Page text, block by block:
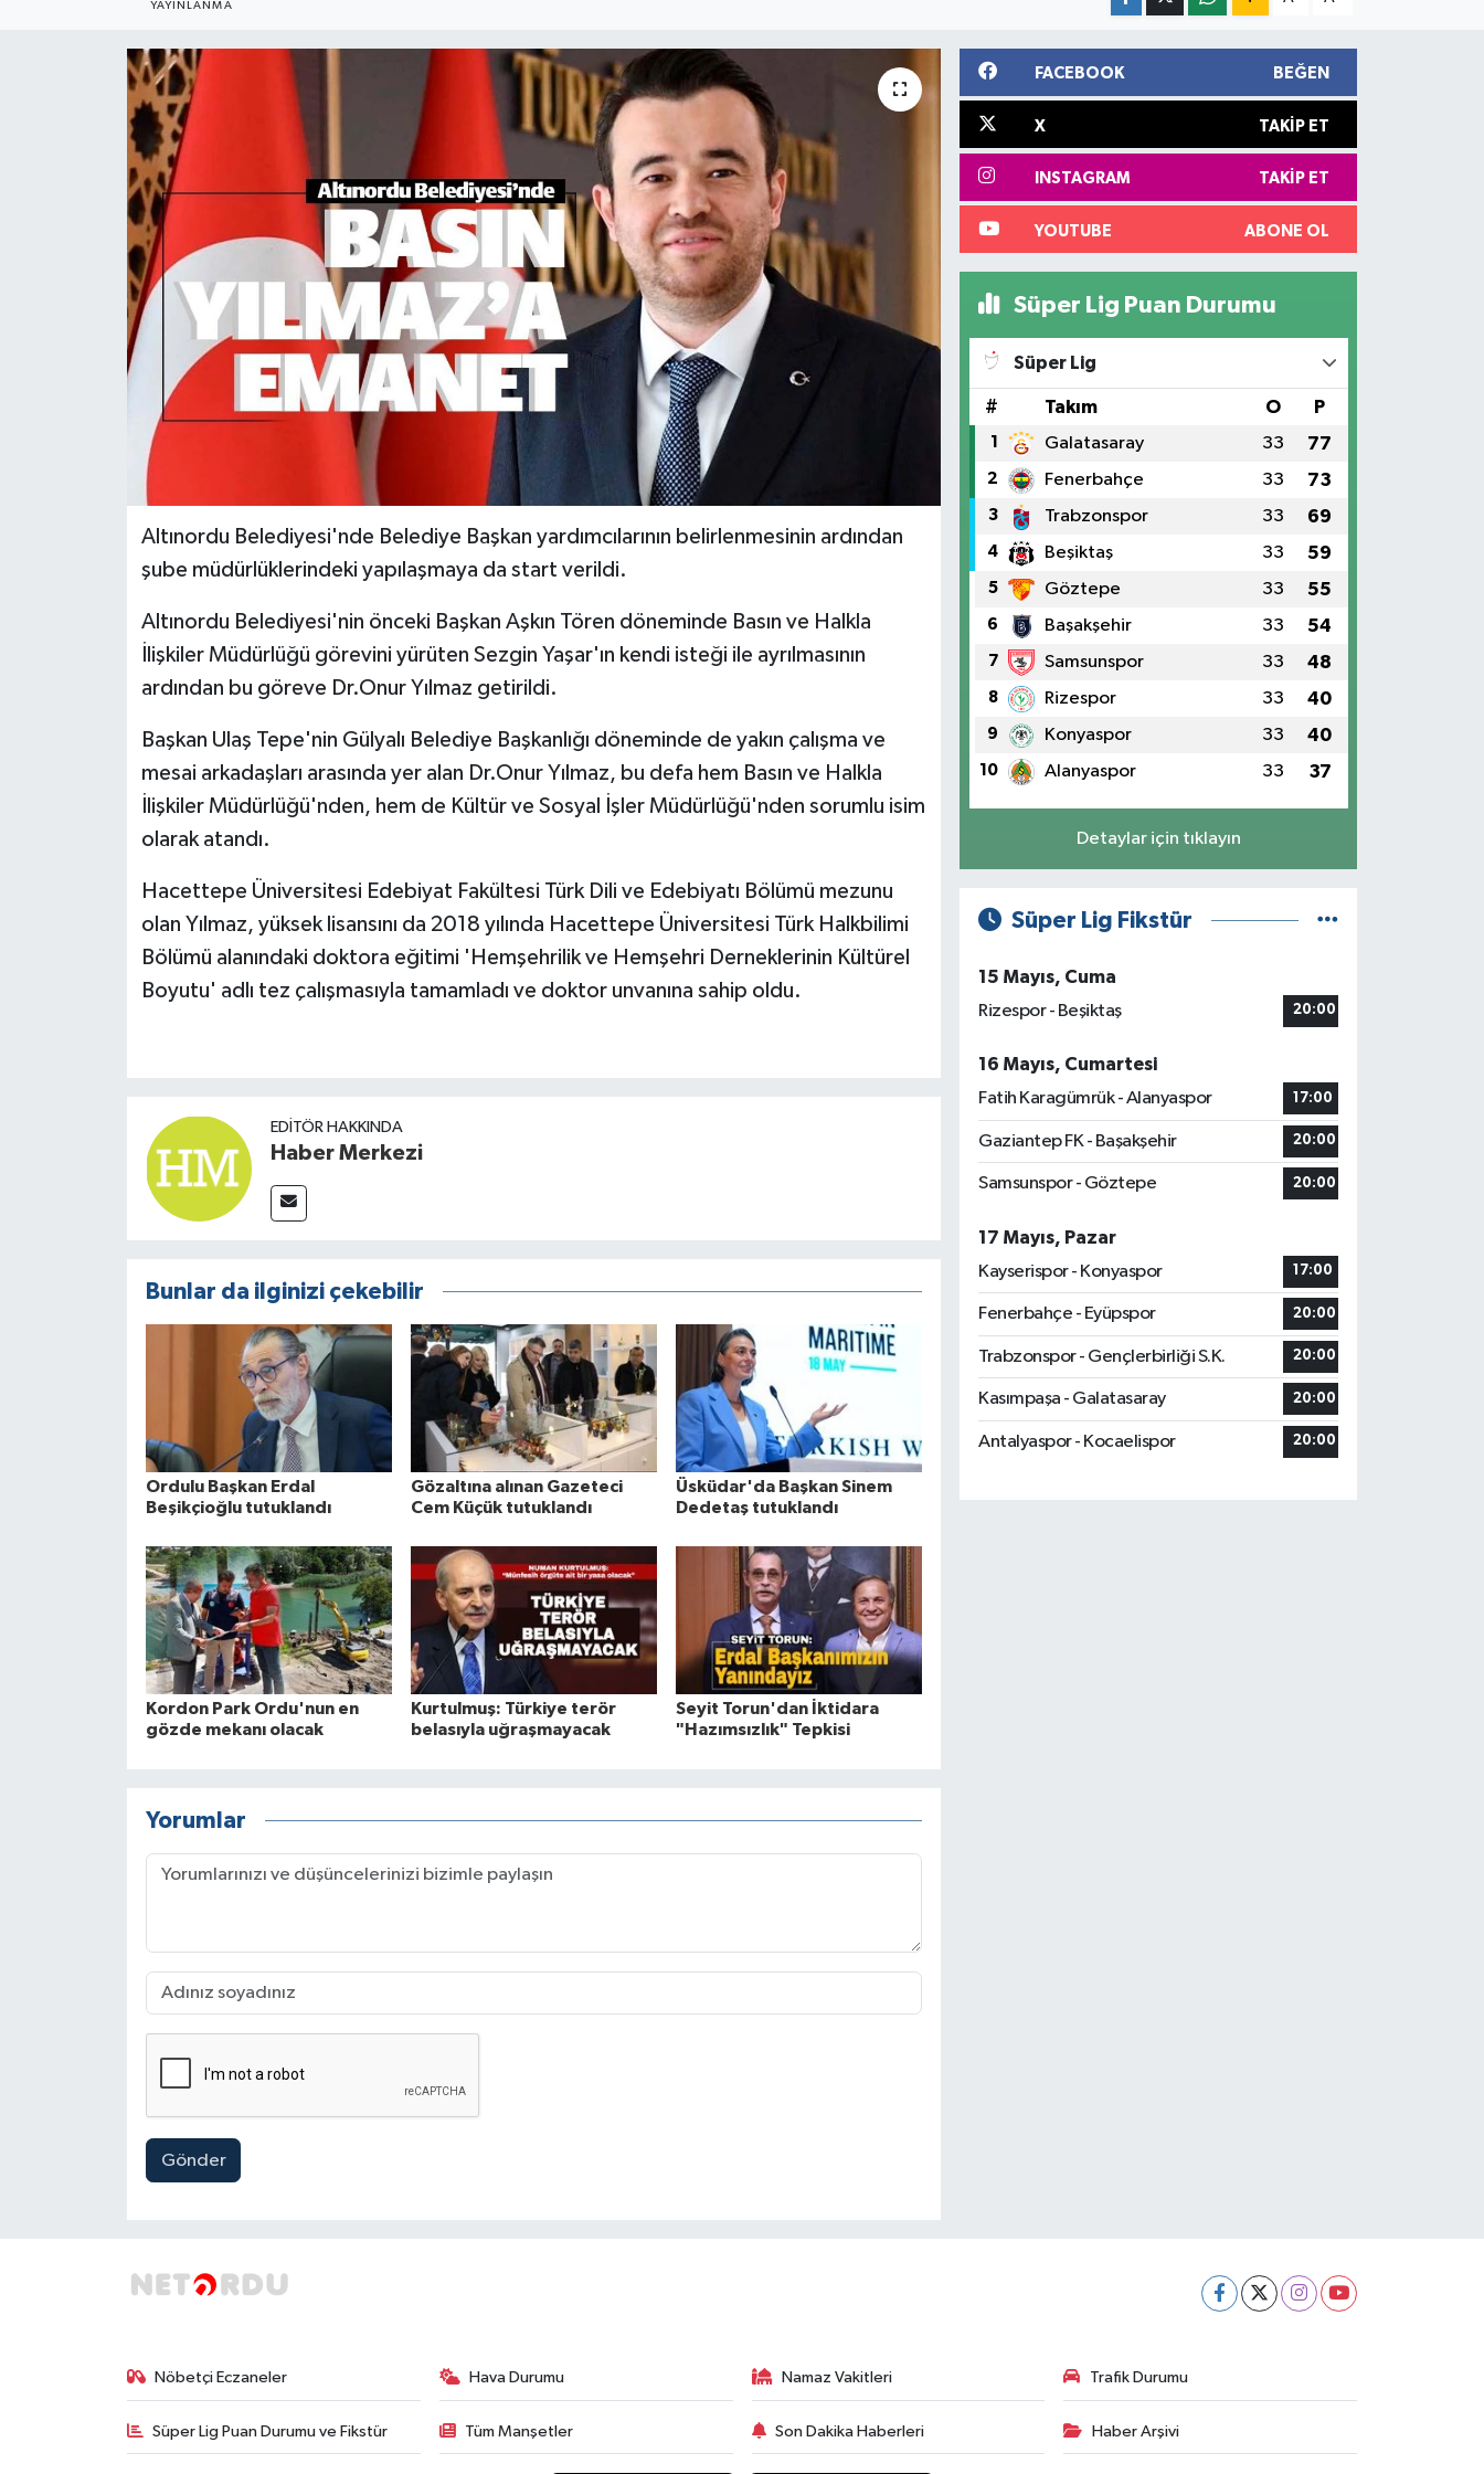
YAYINLANMA
Altınordu Belediyesi'nde Belediye Başkan yardımcılarının belirlenmesinin ardından
şube müdürlüklerindeki yapılaşmaya da start verildi.
Altınordu Belediyesi'nin önceki Başkan Aşkın Tören döneminde Basın ve Halkla
İlişkiler Müdürlüğü görevini yürüten Sezgin Yaşar'ın kendi isteği ile ayrılmasının
ardından bu göreve Dr.Onur Yılmaz getirildi.
Başkan Ulaş Tepe'nin Gülyalı Belediye Başkanlığı döneminde de yakın çalışma ve
mesai arkadaşları arasında yer alan Dr.Onur Yılmaz, bu defa hem Basın ve Halkla
İlişkiler Müdürlüğü'nden, hem de Kültür ve Sosyal İşler Müdürlüğü'nden sorumlu isim
olarak atandı.
Hacettepe Üniversitesi Edebiyat Fakültesi Türk Dili ve Edebiyatı Bölümü mezunu
olan Yılmaz, yüksek lisansını da 2018 yılında Hacettepe Üniversitesi Türk Halkbilimi
Bölümü alanındaki doktora eğitimi 'Hemşehrilik ve Hemşehri Derneklerinin Kültürel
Boyutu' adlı tez çalışmasıyla tamamladı ve doktor unvanına sahip oldu.
EDITÖR HAKKINDA
Haber Merkezi
Bunlar da ilginizi çekebilir
Ordulu Başkan Erdal
Beşikçioğlu tutuklandı
Gözaltına alınan Gazeteci
Cem Küçük tutuklandı
Üsküdar'da Başkan Sinem
Dedetaş tutuklandı
Kordon Park Ordu'nun en
gözde mekanı olacak
Kurtulmuş: Türkiye terör
belasıyla uğraşmayacak
Seyit Torun'dan İktidara
"Hazımsızlık" Tepkisi
Yorumlar
Gönder
FACEBOOK BEĞEN
X TAKIP ET
INSTAGRAM TAKIP ET
YOUTUBE ABONE OL
Süper Lig Puan Durumu
Süper Lig
# Takım O P
1 Galatasaray 33 77
2 Fenerbahçe 33 73
3 Trabzonspor 33 69
4 Beşiktaş 33 59
5 Göztepe 33 55
6 Başakşehir 33 54
7 Samsunspor 33 48
8 Rizespor 33 40
9 Konyaspor 33 40
10 Alanyaspor 33 37
Detaylar için tıklayın
Süper Lig Fikstür
15 Mayıs, Cuma
Rizespor - Beşiktaş
20:00
16 Mayıs, Cumartesi
Fatih Karagümrük - Alanyaspor
17:00
Gaziantep FK - Başakşehir 20:00
Samsunspor - Göztepe 20:00
17 Mayıs, Pazar
Kayserispor - Konyaspor
17:00
Fenerbahçe - Eyüpspor 20:00
Trabzonspor - Gençlerbirliği S.K. 20:00
Kasımpaşa - Galatasaray 20:00
Antalyaspor - Kocaelispor 20:00
Nöbetçi Eczaneler Hava Durumu Namaz Vakitleri Trafik Durumu
Süper Lig Puan Durumu ve Fikstür Tüm Manşetler Son Dakika Haberleri Haber Arşivi
KULTUR-SANAT
MAGAZİN
OTOMOBİL
ÖZEL HABER
POLİTİKA
RÖPORTAJ
TEKNOLOJİ
VİDEO HABER